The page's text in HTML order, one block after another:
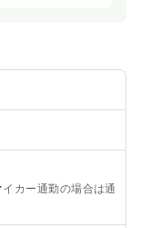
カー通勤の場合は通